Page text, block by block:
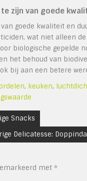
zijn van goede
goede kwaliteit en
wat niet alleen
biologische gepelde
het behoud van
bij aan een betere
, keuken,
Snacks
Delicatesse:
met *